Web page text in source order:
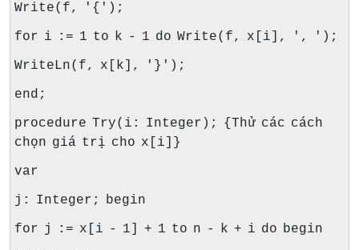
Write(f, '{');
for i := 1 to k - 1 do Write(f, x[i], ', ');
WriteLn(f, x[k], '}');
end;
procedure Try(i: Integer); {Thử các cách
chọn giá trị cho x[i]}
var
j: Integer; begin
for j := x[i - 1] + 1 to n - k + i do begin